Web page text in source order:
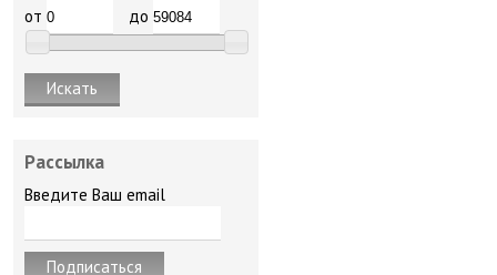
от
до
Рассылка
Введите Ваш email